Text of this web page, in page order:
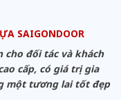
SAIGONDOOR
cho đối tác và khách
cấp, có giá trị gia
một tương lai tốt đẹp